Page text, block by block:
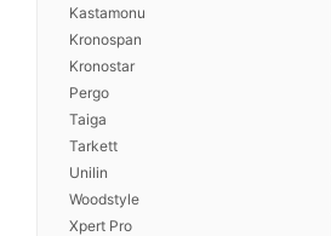
Kastamonu
Kronospan
Kronostar
Pergo
Taiga
Tarkett
Unilin
Woodstyle
Xpert Pro